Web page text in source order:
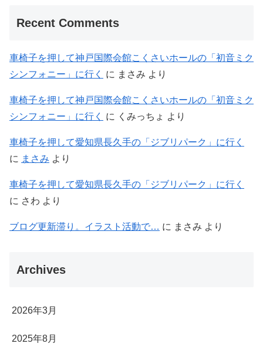
Recent Comments
車椅子を押して神戸国際会館こくさいホールの「初音ミク
シンフォニー」に行く
に まさみ より
車椅子を押して神戸国際会館こくさいホールの「初音ミク
シンフォニー」に行く
に くみっちょ より
車椅子を押して愛知県長久手の「ジブリパーク」に行く
に まさみ より
車椅子を押して愛知県長久手の「ジブリパーク」に行く
に さわ より
ブログ更新滞り。イラスト活動で… に まさみ より
Archives
2026年3月
2025年8月